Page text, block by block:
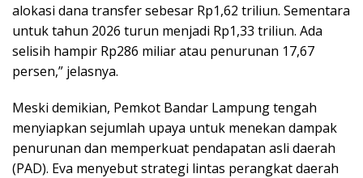
alokasi dana transfer sebesar Rp1,62 triliun. Sementara
untuk tahun 2026 turun menjadi Rp1,33 triliun. Ada
selisih hampir Rp286 miliar atau penurunan 17,67
persen,” jelasnya.
Meski demikian, Pemkot Bandar Lampung tengah
menyiapkan sejumlah upaya untuk menekan dampak
penurunan dan memperkuat pendapatan asli daerah
(PAD). Eva menyebut strategi lintas perangkat daerah